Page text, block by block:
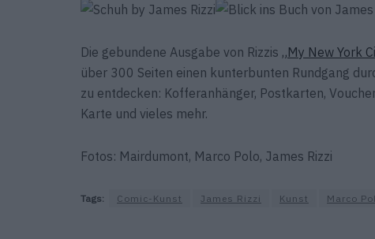
Die gebundene Ausgabe von Rizzis „My New York
über 300 Seiten einen kunterbunten Rundgang
zu entdecken: Kofferanhänger, Postkarten,
Karte und vieles mehr.
Fotos: Mairdumont, Marco Polo, James Rizzi
Tags: Comic-Kunst James Rizzi Kunst Marco